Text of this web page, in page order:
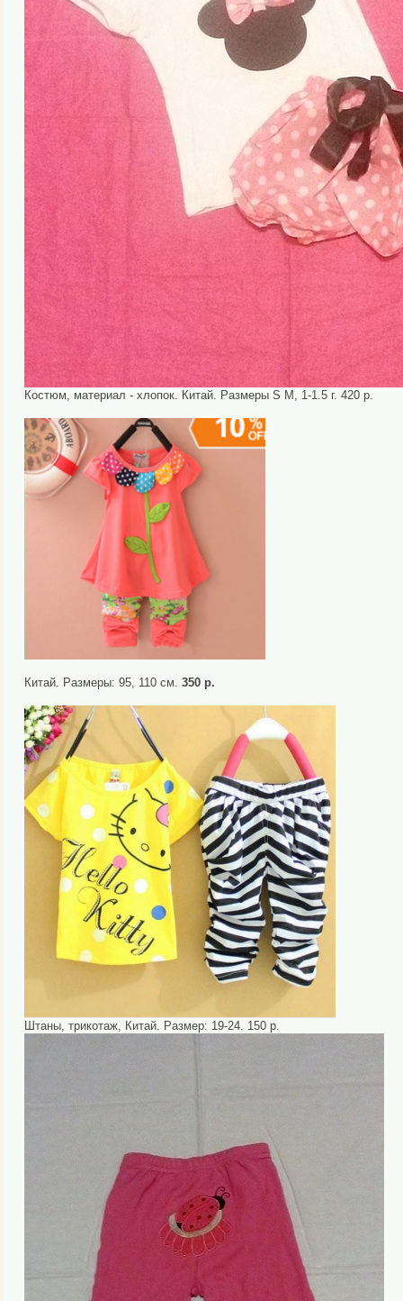
Костюм, материал - хлопок. Китай. Размеры S М, 1-1.5 г. 420 р.
Китай. Размеры: 95, 110 см. 350 р.
Штаны, трикотаж, Китай. Размер: 19-24. 150 р.